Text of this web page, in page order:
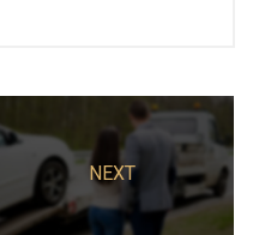
NEXT